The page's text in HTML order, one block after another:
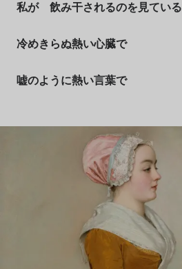
私が 飲み干されるのを見ている
冷めきらぬ熱い心臓で
嘘のように熱い言葉で